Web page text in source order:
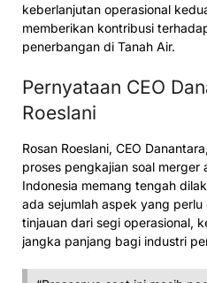
keberlanjutan operasional
memberikan kontribusi
penerbangan di Tanah Air.
Pernyataan CEO
Roeslani
Rosan Roeslani, CEO
proses pengkajian soal merger
Indonesia memang tengah
ada sejumlah aspek yang
tinjauan dari segi operasional,
jangka panjang bagi industri